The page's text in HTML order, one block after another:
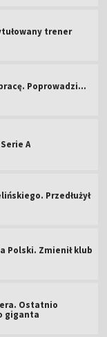
trener
Poprowadzi...
A
Przedłużył
Polski. Zmienił klub
Ostatnio
giganta